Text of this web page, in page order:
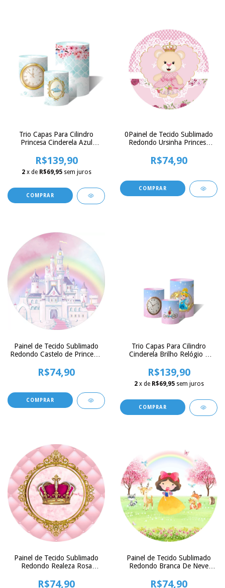
Trio Capas Para Cilindro
Princesa Cinderela Azul
Elástico
R$139,90
2 x de R$69,95 sem juros
0Painel de Tecido Sublimado
Redondo Ursinha Princesa
Elástico 150x150cm
R$74,90
Painel de Tecido Sublimado
Redondo Castelo de Princesas
150x150 cm
R$74,90
Trio Capas Para Cilindro
Cinderela Brilho Relógio E
R$139,90
2 x de R$69,95 sem juros
Painel de Tecido Sublimado
Redondo Realeza Rosa
e Mármore c/ Elástico
R$74,90
Painel de Tecido Sublimado
Redondo Branca De Neve
150x150cm
R$74,90